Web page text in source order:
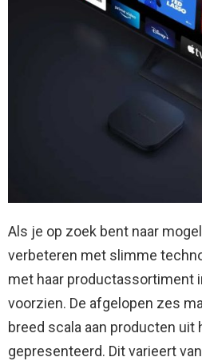
Als je op zoek bent naar
verbeteren met slimme
met haar productassortiment
voorzien. De afgelopen zes
breed scala aan producten uit
gepresenteerd. Dit varieert